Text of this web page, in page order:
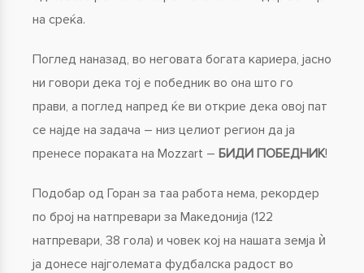
на среќа.
Поглед наназад, во неговата богата кариера, јасно
ни говори дека тој е победник во она што го
прави, а поглед напред ќе ви открие дека овој пат
се најде на задача – низ целиот регион да ја
пренесе пораката на Mozzart – БИДИ ПОБЕДНИК!
Подобар од Горан за таа работа нема, рекордер
по број на натпревари за Македонија (122
натпревари, 38 гола) и човек кој на нашата земја ѝ
ја донесе најголемата фудбалска радост во